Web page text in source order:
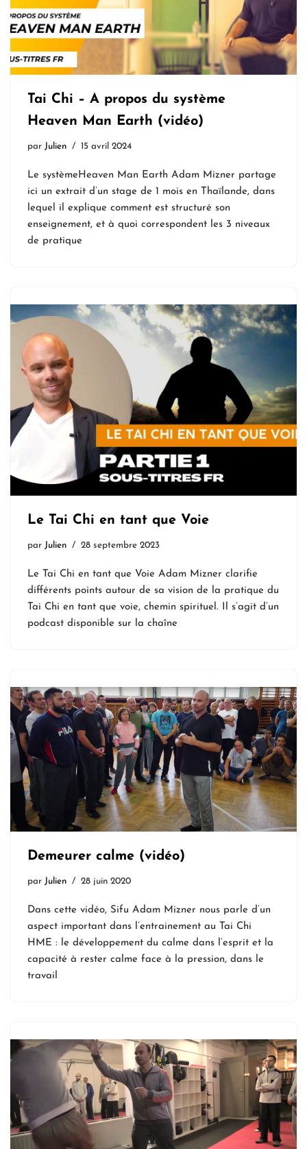
Tai Chi – A propos du système
Heaven Man Earth (vidéo)
par Julien 15 avril 2024
Le systèmeHeaven Man Earth Adam Mizner partage
ici un extrait d’un stage de 1 mois en Thaïlande, dans
lequel il explique comment est structuré son
enseignement, et à quoi correspondent les 3 niveaux
de pratique
Le Tai Chi en tant que Voie
par Julien 28 septembre 2023
Le Tai Chi en tant que Voie Adam Mizner clarifie
différents points autour de sa vision de la pratique du
Tai Chi en tant que voie, chemin spirituel. Il s’agit d’un
podcast disponible sur la chaîne
Demeurer calme (vidéo)
par Julien 28 juin 2020
Dans cette vidéo, Sifu Adam Mizner nous parle d’un
aspect important dans l’entrainement au Tai Chi
HME : le développement du calme dans l’esprit et la
capacité à rester calme face à la pression, dans le
travail